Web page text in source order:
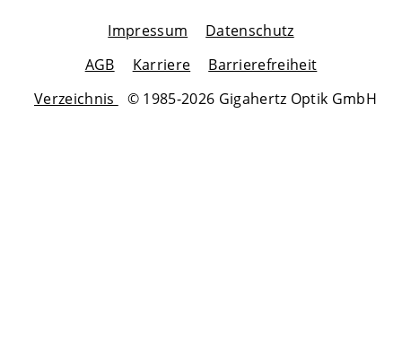
Impressum
Datenschutz
AGB
Karriere
Barrierefreiheit
Verzeichnis
© 1985-2026 Gigahertz Optik GmbH